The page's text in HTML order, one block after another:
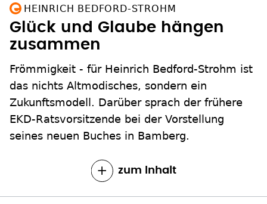
HEINRICH BEDFORD-STROHM
Glück und Glaube hängen
zusammen
Frömmigkeit - für Heinrich Bedford-Strohm ist
das nichts Altmodisches, sondern ein
Zukunftsmodell. Darüber sprach der frühere
EKD-Ratsvorsitzende bei der Vorstellung
seines neuen Buches in Bamberg.
zum Inhalt